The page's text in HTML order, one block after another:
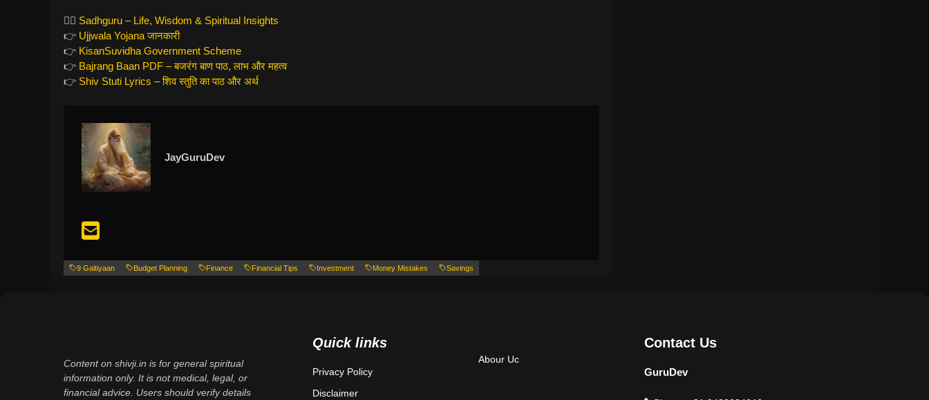
🧘‍♂️ Sadhguru – Life, Wisdom & Spiritual Insights
👉 Ujjwala Yojana जानकारी
👉 KisanSuvidha Government Scheme
👉 Bajrang Baan PDF – बजरंग बाण पाठ, लाभ और महत्व
👉 Shiv Stuti Lyrics – शिव स्तुति का पाठ और अर्थ
JayGuruDev
9 Galtiyaan Budget Planning Finance Financial Tips Investment Money Mistakes Savings
Content on shivji.in is for general spiritual
information only. It is not medical, legal, or
financial advice. Users should verify details
Quick links
Privacy Policy
Disclaimer
Abour Uc
Contact Us
GuruDev